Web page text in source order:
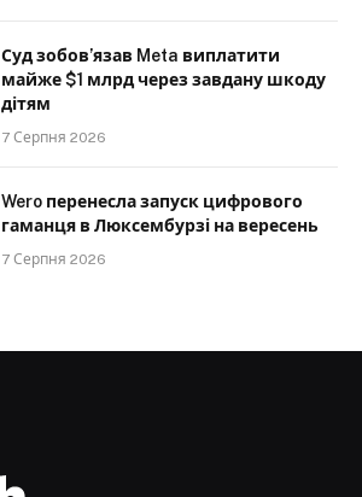
Суд зобов’язав Meta виплатити
майже $1 млрд через завдану шкоду
дітям
7 Серпня 2026
Wero перенесла запуск цифрового
гаманця в Люксембурзі на вересень
7 Серпня 2026